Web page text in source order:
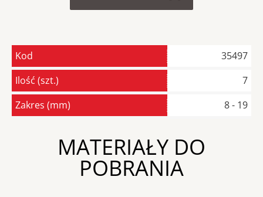
Kod
35497
Ilość (szt.)
7
Zakres (mm)
8 - 19
MATERIAŁY DO
POBRANIA